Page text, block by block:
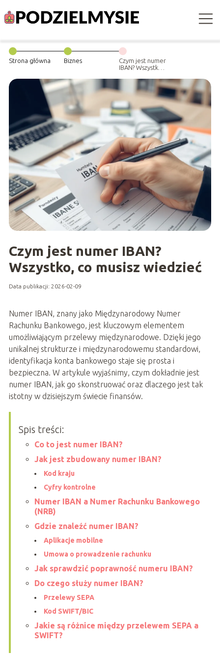
Strona główna Biznes
Czym jest numer
IBAN? Wszystko,
wiedzieć
Czym jest numer IBAN?
Wszystko, co musisz wiedzieć
Data publikacji: 2026-02-09
Numer IBAN, znany jako Międzynarodowy Numer
Rachunku Bankowego, jest kluczowym elementem
umożliwiającym przelewy międzynarodowe. Dzięki jego
unikalnej strukturze i międzynarodowemu standardowi,
identyfikacja konta bankowego staje się prosta i
bezpieczna. W artykule wyjaśnimy, czym dokładnie jest
numer IBAN, jak go skonstruować oraz dlaczego jest tak
istotny w dzisiejszym świecie finansów.
Spis treści:
Co to jest numer IBAN?
Jak jest zbudowany numer IBAN?
Kod kraju
Cyfry kontrolne
Numer IBAN a Numer Rachunku Bankowego
(NRB)
Gdzie znaleźć numer IBAN?
Aplikacje mobilne
Umowa o prowadzenie rachunku
Jak sprawdzić poprawność numeru IBAN?
Do czego służy numer IBAN?
Przelewy SEPA
Kod SWIFT/BIC
Jakie są różnice między przelewem SEPA a
SWIFT?